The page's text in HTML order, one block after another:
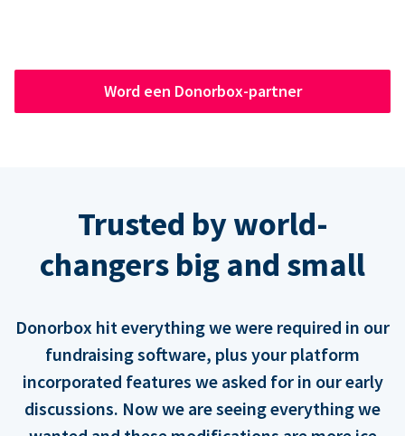
Word een Donorbox-partner
Trusted by world-
changers big and small
Donorbox hit everything we were required in our
fundraising software, plus your platform
incorporated features we asked for in our early
discussions. Now we are seeing everything we